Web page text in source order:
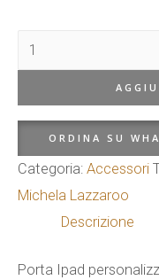
era:
è:
25.00€.
Porta
Ipad
con
quantità
ORDINA SU
Categoria: Accessori
Michela Lazzaroo
Descrizione
Porta Ipad